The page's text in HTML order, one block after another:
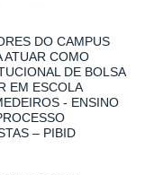
DO CAMPUS
ATUAR COMO
DE BOLSA
EM ESCOLA
- ENSINO
– PIBID